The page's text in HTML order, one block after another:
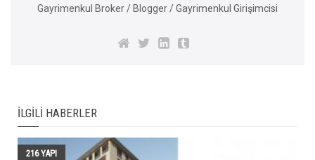
Gayrimenkul Broker / Blogger / Gayrimenkul Girişimcisi
İLGILI HABERLER
216 YAPI